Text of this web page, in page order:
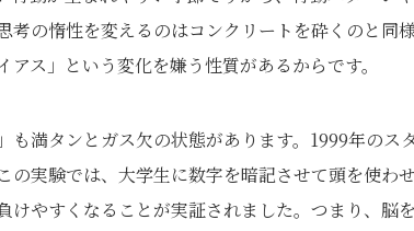
考の惰性を変えるのはコンクリートを砕くのと
アス」という変化を嫌う性質があるからです。
も満タンとガス欠の状態があります。1999年の
の実験では、大学生に数字を暗記させて頭を使わ
けやすくなることが実証されました。つまり、脳